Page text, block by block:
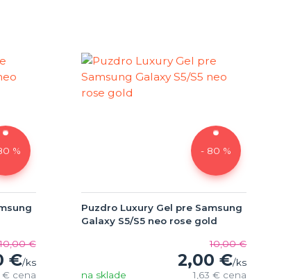
%
€
€/ks
€ cena
- 80 %
Puzdro Luxury Gel pre Samsung
Galaxy S5/S5 neo rose gold
10,00 €
2,00 €/ks
1,63 € cena
na sklade